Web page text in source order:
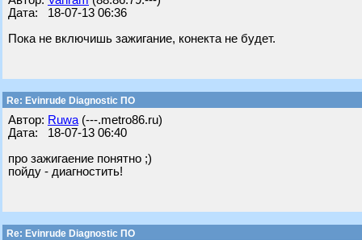
Дата: 18-07-13 06:36
Пока не включишь зажигание, конекта не будет.
Re: Evinrude Diagnostic ПО
Автор: Ruwa (---.metro86.ru)
Дата: 18-07-13 06:40
про зажигаение понятно ;)
пойду - диагностить!
Re: Evinrude Diagnostic ПО